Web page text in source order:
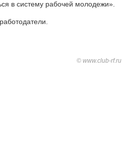
в систему рабочей молодежи».
© www.club-rf.ru